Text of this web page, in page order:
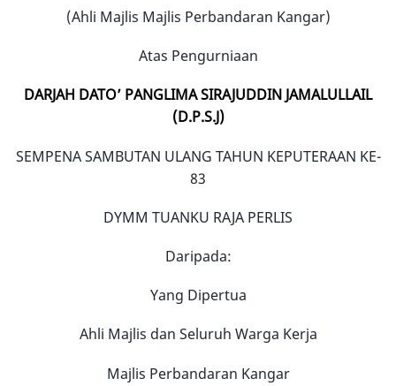
(Ahli Majlis Majlis Perbandaran Kangar)
Atas Pengurniaan
DARJAH DATO’ PANGLIMA SIRAJUDDIN JAMALULLAIL
(D.P.S.J)
SEMPENA SAMBUTAN ULANG TAHUN KEPUTERAAN KE-
83
DYMM TUANKU RAJA PERLIS
Daripada:
Yang Dipertua
Ahli Majlis dan Seluruh Warga Kerja
Majlis Perbandaran Kangar